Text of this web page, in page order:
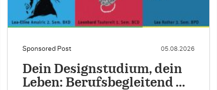
Sponsored Post 05.08.2026
Dein Designstudium, dein
Leben: Berufsbegleitend …